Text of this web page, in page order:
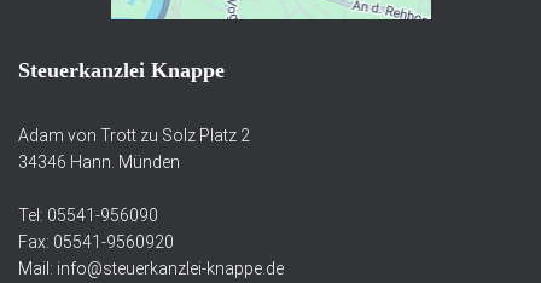
Steuerkanzlei Knappe
Adam von Trott zu Solz Platz 2
34346 Hann. Münden
Tel: 05541-956090
Fax: 05541-9560920
Mail: info@steuerkanzlei-knappe.de